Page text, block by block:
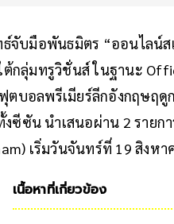
จับมือพันธมิตร “ออนไลน์
ต้กลุ่มทรูวิชั่นส์ ในฐานะ
บอลพรีเมียร์ลีกอังกฤษฤดู
ซีซัน นำเสนอผ่าน 2 ราย
เริ่มวันจันทร์ที่ 19 สิงห
เนื้อหาที่เกี่ยวข้อง